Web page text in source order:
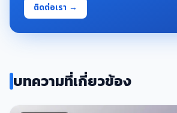
ติดต่อเรา →
บทความที่เกี่ยวข้อง